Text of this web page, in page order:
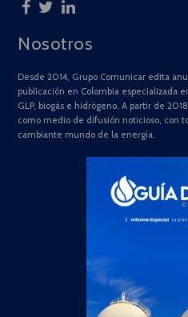
Nosotros
Desde 2014, Grupo Comunicar edita
publicación en Colombia especializada
GLP, biogás e hidrógeno. A partir de
como medio de difusión noticioso, con
cambiante mundo de la energía.